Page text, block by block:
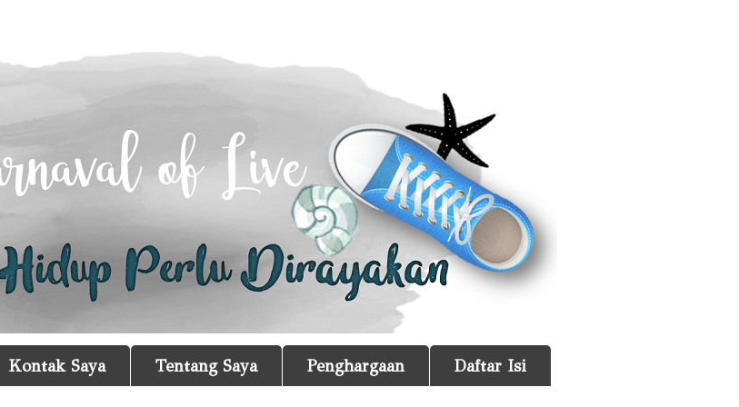
Kontak Saya Tentang Saya Penghargaan Daftar Isi